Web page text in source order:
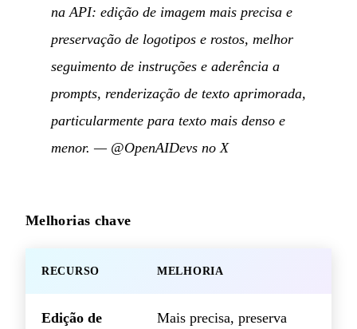
na API: edição de imagem mais precisa e
preservação de logotipos e rostos, melhor
seguimento de instruções e aderência a
prompts, renderização de texto aprimorada,
particularmente para texto mais denso e
menor. — @OpenAIDevs no X
Melhorias chave
RECURSO MELHORIA
Edição de
Mais precisa, preserva